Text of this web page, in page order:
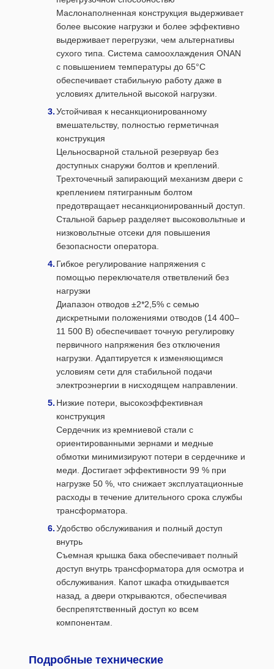
Маслонаполненная конструкция выдерживает
более высокие нагрузки и более эффективно
выдерживает перегрузки, чем альтернативы
сухого типа. Система самоохлаждения ONAN
с повышением температуры до 65°C
обеспечивает стабильную работу даже в
условиях длительной высокой нагрузки.
Устойчивая к несанкционированному
вмешательству, полностью герметичная
конструкция
Цельносварной стальной резервуар без
доступных снаружи болтов и креплений.
Трехточечный запирающий механизм двери с
креплением пятигранным болтом
предотвращает несанкционированный доступ.
Стальной барьер разделяет высоковольтные и
низковольтные отсеки для повышения
безопасности оператора.
Гибкое регулирование напряжения с
помощью переключателя ответвлений без
нагрузки
Диапазон отводов ±2*2,5% с семью
дискретными положениями отводов (14 400–
11 500 В) обеспечивает точную регулировку
первичного напряжения без отключения
нагрузки. Адаптируется к изменяющимся
условиям сети для стабильной подачи
электроэнергии в нисходящем направлении.
Низкие потери, высокоэффективная
конструкция
Сердечник из кремниевой стали с
ориентированными зернами и медные
обмотки минимизируют потери в сердечнике и
меди. Достигает эффективности 99 % при
нагрузке 50 %, что снижает эксплуатационные
расходы в течение длительного срока службы
трансформатора.
Удобство обслуживания и полный доступ
внутрь
Съемная крышка бака обеспечивает полный
доступ внутрь трансформатора для осмотра и
обслуживания. Капот шкафа откидывается
назад, а двери открываются, обеспечивая
беспрепятственный доступ ко всем
компонентам.
Подробные технические